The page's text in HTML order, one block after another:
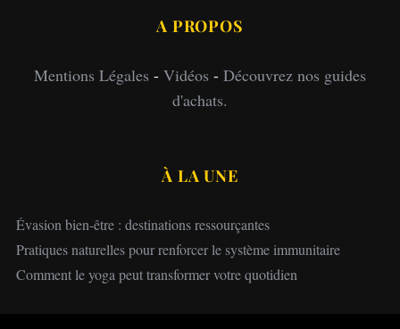
A PROPOS
Mentions Légales - Vidéos - Découvrez nos guides
d'achats.
À LA UNE
Évasion bien-être : destinations ressourçantes
Pratiques naturelles pour renforcer le système immunitaire
Comment le yoga peut transformer votre quotidien